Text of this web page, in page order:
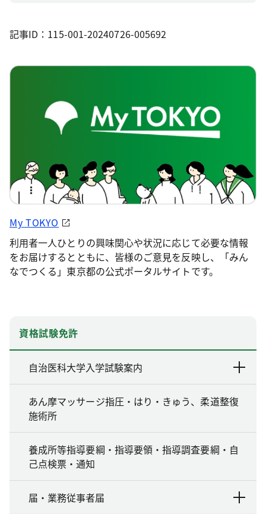
記事ID：115-001-20240726-005692
My TOKYO
利用者一人ひとりの興味関心や状況に応じて必要な情報
をお届けするとともに、皆様のご意見を反映し、「みん
なでつくる」東京都の公式ポータルサイトです。
資格試験免許
自治医科大学入学試験案内
あん摩マッサージ指圧・はり・きゅう、柔道整復
施術所
養成所等指導要綱・指導要領・指導調査要綱・自
己点検票・通知
届・業務従事者届